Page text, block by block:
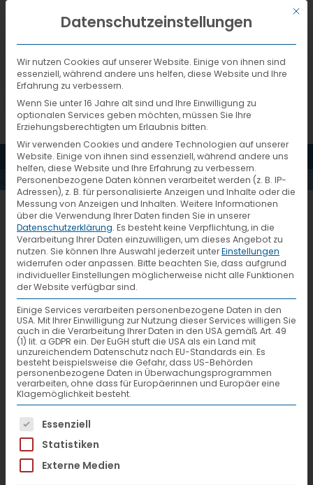
DEUTSCH
MENÜ
BRKIC
Mit
Datenschutzeinstellungen
Wir nutzen Cookies auf unserer Website. Einige von ihnen sind
essenziell, während andere uns helfen, diese Website und Ihre
Erfahrung zu verbessern.
Wenn Sie unter 16 Jahre alt sind und Ihre Einwilligung zu
optionalen Services geben möchten, müssen Sie Ihre
Erziehungsberechtigten um Erlaubnis bitten.
Wir verwenden Cookies und andere Technologien auf unserer
Website. Einige von ihnen sind essenziell, während andere uns
helfen, diese Website und Ihre Erfahrung zu verbessern.
Personenbezogene Daten können verarbeitet werden (z. B. IP-
Adressen), z. B. für personalisierte Anzeigen und Inhalte oder die
Messung von Anzeigen und Inhalten. Weitere Informationen
über die Verwendung Ihrer Daten finden Sie in unserer
Datenschutzerklärung. Es besteht keine Verpflichtung, in die
Verarbeitung Ihrer Daten einzuwilligen, um dieses Angebot zu
nutzen. Sie können Ihre Auswahl jederzeit unterEinstellungen
widerrufen oder anpassen. Bitte beachten Sie, dass aufgrund
individueller Einstellungen möglicherweise nicht alle Funktionen
der Website verfügbar sind.
Einige Services verarbeiten personenbezogene Daten in den
USA. Mit Ihrer Einwilligung zur Nutzung dieser Services willigen Sie
auch in die Verarbeitung Ihrer Daten in den USA gemäß Art. 49
(1) lit. a GDPR ein. Der EuGH stuft die USA als ein Land mit
unzureichendem Datenschutz nach EU-Standards ein. Es
besteht beispielsweise die Gefahr, dass US-Behörden
personenbezogene Daten in Überwachungsprogrammen
verarbeiten, ohne dass für Europäerinnen und Europäer eine
Klagemöglichkeit besteht.
Es folgt eine Liste der Service-Gruppen,
Essenziell
Statistiken
Externe Medien